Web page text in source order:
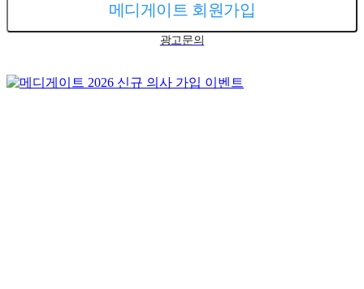
메디게이트 회원가입
광고문의